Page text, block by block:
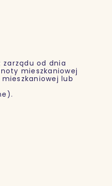
od dnia
mieszkaniowej
lub